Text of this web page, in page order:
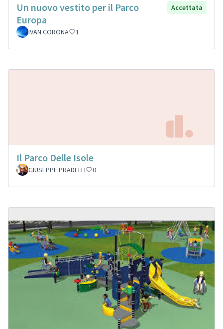
Un nuovo vestito per il Parco
Europa
Accettata
IVAN CORONA 1
Il Parco Delle Isole
GIUSEPPE PRADELLI 0